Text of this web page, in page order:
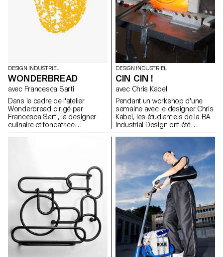
d’étude appliqués pour
explorer et définir un ensemble
de méthodes de travail
exemplaires, capables
d'informer et d'inspirer les
futurs utilisateurs.
DESIGN INDUSTRIEL
WONDERBREAD
avec Francesca Sarti
Dans le cadre de l'atelier
Wonderbread dirigé par
Francesca Sarti, la designer
culinaire et fondatrice
d'Arabeschi di Latte, les
d'imaginer de nouveaux pains
uniques.
DESIGN INDUSTRIEL
CIN CIN !
avec Chris Kabel
Pendant un workshop d'une
semaine avec le designer Chris
Kabel, les étudiant.e.s de la BA
Industrial Design ont été
invité.e.s à concevoir un verre
pour une boisson de leur choix,
qu'il s'agisse d'un cocktail,
d'une bière fraîche, d'un
Negroni traditionnel ou
simplement d'un verre à eau
pour étancher leur soif. Les
designs finaux reflètent les
caractéristiques de la boisson
ou soulignent la façon dont la
boisson est préparée, servie et
bue. Tous les verres ont été
soufflés dans la cour de l'ECAL
avec le soutien des artisan.e.s
du fabricant de verre suisse
Niesenglass.